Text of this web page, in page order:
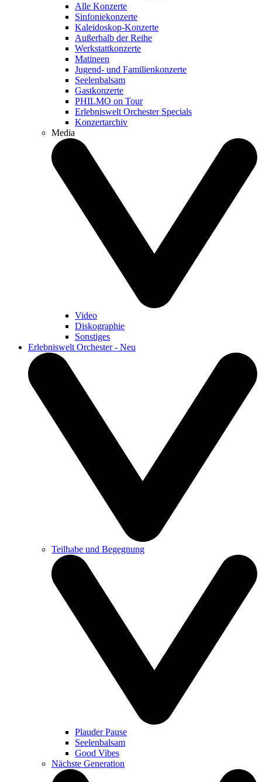
Alle Konzerte
Sinfoniekonzerte
Kaleidoskop-Konzerte
Außerhalb der Reihe
Werkstattkonzerte
Matineen
Jugend- und Familienkonzerte
Seelenbalsam
Gastkonzerte
PHILMO on Tour
Erlebniswelt Orchester Specials
Konzertarchiv
Media
Video
Diskographie
Sonstiges
Erlebniswelt Orchester - Neu
Teilhabe und Begegnung
Plauder Pause
Seelenbalsam
Good Vibes
Nächste Generation